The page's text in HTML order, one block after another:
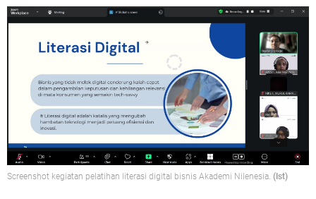
Screenshot kegiatan pelatihan literasi digital bisnis Akademi Nilenesia. (Ist)